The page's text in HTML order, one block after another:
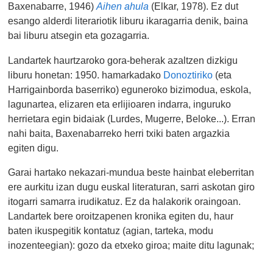
Baxenabarre, 1946)Aihen ahula (Elkar, 1978). Ez dut
esango alderdi literariotik liburu ikaragarria denik, baina
bai liburu atsegin eta gozagarria.
Landartek haurtzaroko gora-beherak azaltzen dizkigu
liburu honetan: 1950. hamarkadako Donoztiriko (eta
Harrigainborda baserriko) eguneroko bizimodua, eskola,
lagunartea, elizaren eta erlijioaren indarra, inguruko
herrietara egin bidaiak (Lurdes, Mugerre, Beloke...). Erran
nahi baita, Baxenabarreko herri txiki baten argazkia
egiten digu.
Garai hartako nekazari-mundua beste hainbat eleberritan
ere aurkitu izan dugu euskal literaturan, sarri askotan giro
itogarri samarra irudikatuz. Ez da halakorik oraingoan.
Landartek bere oroitzapenen kronika egiten du, haur
baten ikuspegitik kontatuz (agian, tarteka, modu
inozenteegian): gozo da etxeko giroa; maite ditu lagunak;